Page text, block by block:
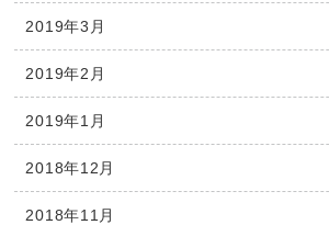
2019年3月
2019年2月
2019年1月
2018年12月
2018年11月